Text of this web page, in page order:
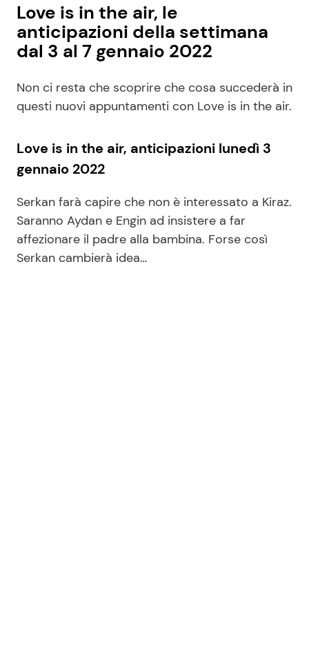
Love is in the air, le
anticipazioni della settimana
dal 3 al 7 gennaio 2022
Non ci resta che scoprire che cosa succederà in
questi nuovi appuntamenti con Love is in the air.
Love is in the air, anticipazioni lunedì 3
gennaio 2022
Serkan farà capire che non è interessato a Kiraz.
Saranno Aydan e Engin ad insistere a far
affezionare il padre alla bambina. Forse così
Serkan cambierà idea…